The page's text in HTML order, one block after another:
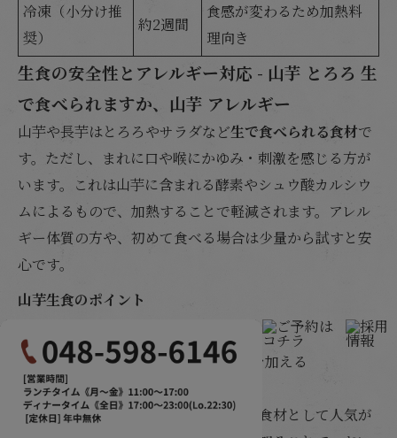
冷凍（小分け推
奨）
約2週間
食感が変わるため加熱料
理向き
生食の安全性とアレルギー対応 - 山芋 とろろ 生
で食べられますか、山芋 アレルギー
山芋や長芋はとろろやサラダなど生で食べられる食材で
す。ただし、まれに口や喉にかゆみ・刺激を感じる方が
います。これは山芋に含まれる酵素やシュウ酸カルシウ
ムによるもので、加熱することで軽減されます。アレル
ギー体質の方や、初めて食べる場合は少量から試すと安
心です。
山芋生食のポイント
かゆみが気になる場合は加熱や酢を加える
アレルギー体質の方は注意が必要
山芋は栄養豊富で低カロリーな和食の食材として人気が